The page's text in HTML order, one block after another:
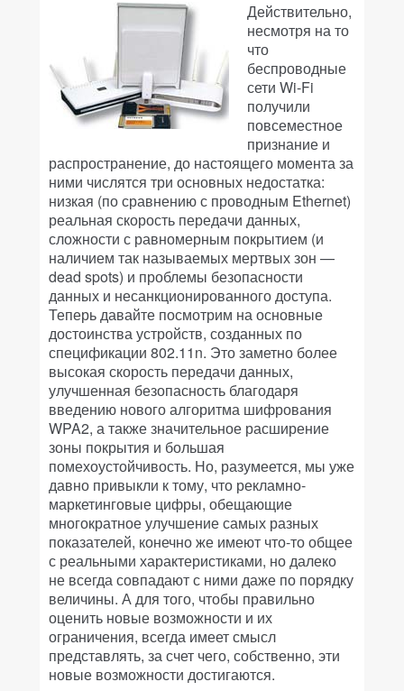
Действительно,
несмотря на то
что
беспроводные
сети Wi-Fi
получили
повсеместное
признание и
распространение, до настоящего момента за
ними числятся три основных недостатка:
низкая (по сравнению с проводным Ethernet)
реальная скорость передачи данных,
сложности с равномерным покрытием (и
наличием так называемых мертвых зон —
dead spots) и проблемы безопасности
данных и несанкционированного доступа.
Теперь давайте посмотрим на основные
достоинства устройств, созданных по
спецификации 802.11n. Это заметно более
высокая скорость передачи данных,
улучшенная безопасность благодаря
введению нового алгоритма шифрования
WPA2, а также значительное расширение
зоны покрытия и большая
помехоустойчивость. Но, разумеется, мы уже
давно привыкли к тому, что рекламно-
маркетинговые цифры, обещающие
многократное улучшение самых разных
показателей, конечно же имеют что-то общее
с реальными характеристиками, но далеко
не всегда совпадают с ними даже по порядку
величины. А для того, чтобы правильно
оценить новые возможности и их
ограничения, всегда имеет смысл
представлять, за счет чего, собственно, эти
новые возможности достигаются.